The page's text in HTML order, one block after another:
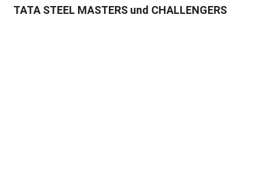
TATA STEEL MASTERS und CHALLENGERS